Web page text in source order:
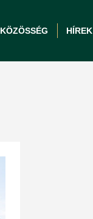
KÖZÖSSÉG HÍREK